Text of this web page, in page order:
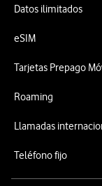
Datos ilimitados
eSIM
Tarjetas Prepago
Roaming
Llamadas
Teléfono fijo